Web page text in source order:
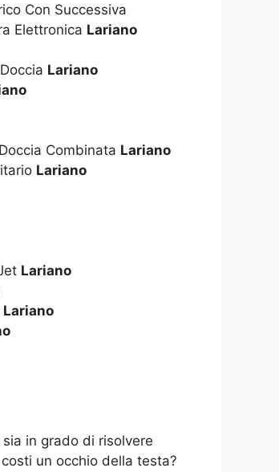
Con Successiva
Elettronica Lariano
Lariano
Combinata Lariano
Lariano
Lariano
Lariano
in grado di risolvere
un occhio della testa?